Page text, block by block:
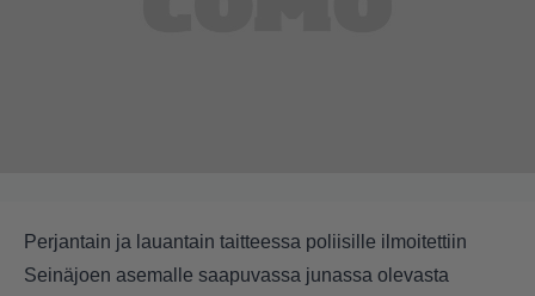
Perjantain ja lauantain taitteessa poliisille ilmoitettiin
Seinäjoen asemalle saapuvassa junassa olevasta